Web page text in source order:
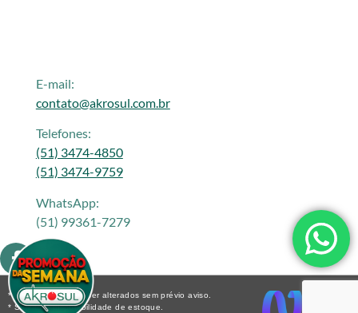
E-mail:
contato@akrosul.com.br
Telefones:
(51) 3474-4850
(51) 3474-9759
WhatsApp:
(51) 99361-7279
* Os preços podem ser alterados sem prévio aviso.
* Sujeito a disponibilidade de estoque.